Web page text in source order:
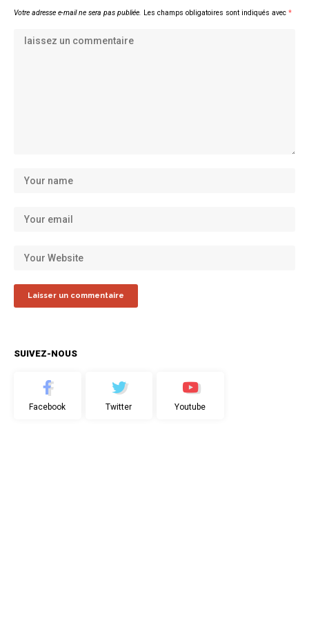
Votre adresse e-mail ne sera pas publiée. Les champs obligatoires sont indiqués avec *
SUIVEZ-NOUS
Facebook Twitter Youtube